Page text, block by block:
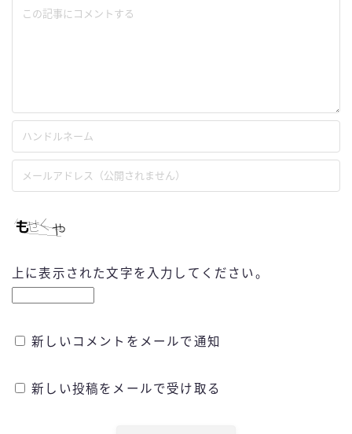
上に表示された文字を入力してください。
新しいコメントをメールで通知
新しい投稿をメールで受け取る